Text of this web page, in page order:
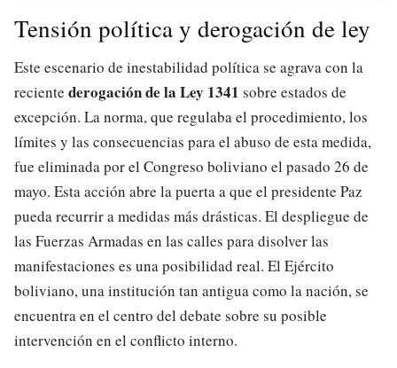
Tensión política y derogación de ley
Este escenario de inestabilidad política se agrava con la
reciente derogación de la Ley 1341 sobre estados de
excepción. La norma, que regulaba el procedimiento, los
límites y las consecuencias para el abuso de esta medida,
fue eliminada por el Congreso boliviano el pasado 26 de
mayo. Esta acción abre la puerta a que el presidente Paz
pueda recurrir a medidas más drásticas. El despliegue de
las Fuerzas Armadas en las calles para disolver las
manifestaciones es una posibilidad real. El Ejército
boliviano, una institución tan antigua como la nación, se
encuentra en el centro del debate sobre su posible
intervención en el conflicto interno.